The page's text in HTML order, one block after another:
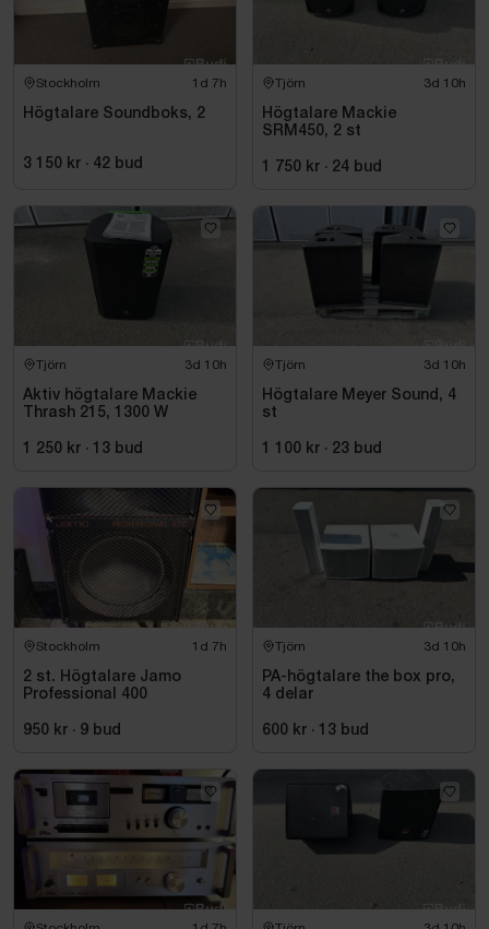
Stockholm 1d 7h
Högtalare Soundboks, 2
3 150 kr · 42 bud
Tjörn 3d 10h
Högtalare Mackie
SRM450, 2 st
1 750 kr · 24 bud
Tjörn 3d 10h
Aktiv högtalare Mackie
Thrash 215, 1300 W
1 250 kr · 13 bud
Tjörn 3d 10h
Högtalare Meyer Sound, 4
st
1 100 kr · 23 bud
Stockholm 1d 7h
2 st. Högtalare Jamo
Professional 400
950 kr · 9 bud
Tjörn 3d 10h
PA-högtalare the box pro,
4 delar
600 kr · 13 bud